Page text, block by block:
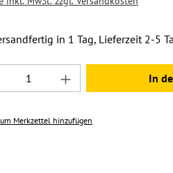
in 1 Tag, Lieferzeit 2-5
Anzahl: Gib den
In
Merkzettel hinzufügen